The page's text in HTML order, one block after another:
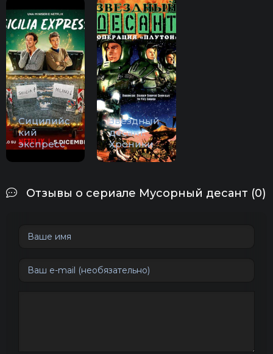
Сицилийс
кий
экспресс
Звездный
десант:
Хроники
Отзывы о сериале Мусорный десант (0)